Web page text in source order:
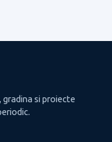
si proiecte